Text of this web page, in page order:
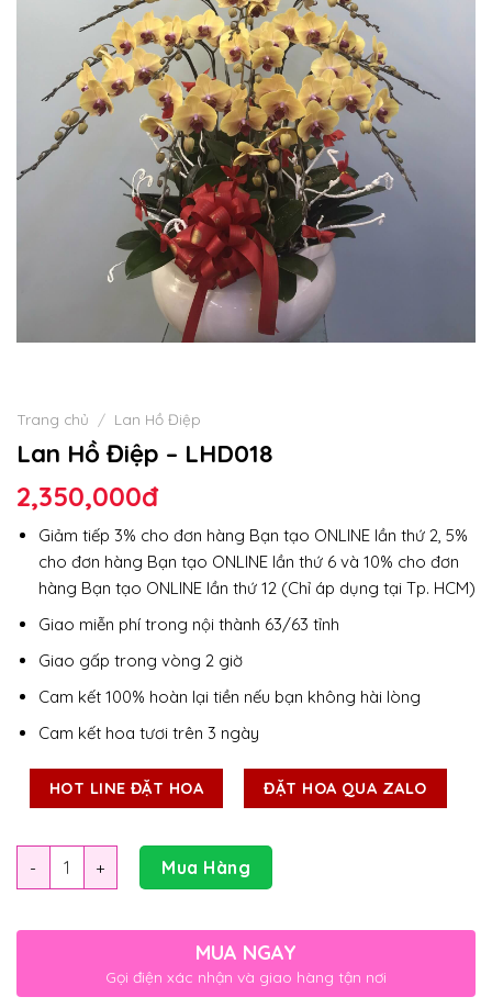
Trang chủ / Lan Hồ Điệp
Lan Hồ Điệp – LHD018
2,350,000đ
Giảm tiếp 3% cho đơn hàng Bạn tạo ONLINE lần thứ 2, 5%
cho đơn hàng Bạn tạo ONLINE lần thứ 6 và 10% cho đơn
hàng Bạn tạo ONLINE lần thứ 12 (Chỉ áp dụng tại Tp. HCM)
Giao miễn phí trong nội thành 63/63 tỉnh
Giao gấp trong vòng 2 giờ
Cam kết 100% hoàn lại tiền nếu bạn không hài lòng
Cam kết hoa tươi trên 3 ngày
HOT LINE ĐẶT HOA ĐẶT HOA QUA ZALO
Số lượng Mua Hàng
MUA NGAY
Gọi điện xác nhận và giao hàng tận nơi